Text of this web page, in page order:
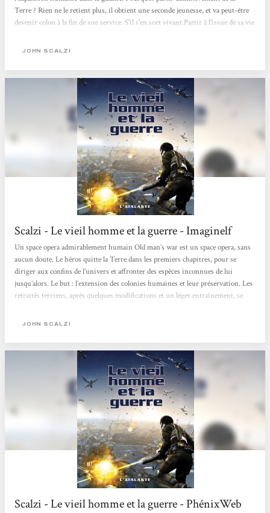
Terre ? Rien ne le retient plus, il obtient une seconde jeunesse, et va peut-être
devenir colon à la fin de son service. S'il s'en sort vivant.Partir à l'issue de sa vie
l'expansion humaine. Résumer l'histoire de John Perry est simple, mais la
réussi...
JOHN SCALZI
Scalzi - Le vieil homme et la guerre - Imaginelf
Un space opera admirablement humain Old man’s war est un space opera, sans
aucun doute. Le héros quitte la Terre dans les premiers chapitres, pour se
diriger aux confins de l’univers et affronter des espèces inconnues de lui
jusqu’alors. Le but : l’extension des colonies humaines et leur préservation. Les
retraités terriens, après quelques modifications et un léger entraînement, se
planète en planète. Ce qui frappe dès le départ, c’est la profonde humanité qui se
JOHN SCALZI
Scalzi - Le vieil homme et la guerre - PhénixWeb